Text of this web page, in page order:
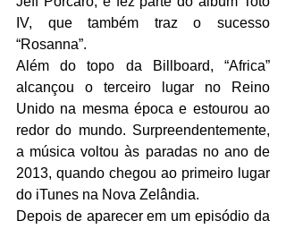
IV, que também traz o sucesso
“Rosanna”.
Além do topo da Billboard, “Africa”
alcançou o terceiro lugar no Reino
Unido na mesma época e estourou ao
redor do mundo. Surpreendentemente,
a música voltou às paradas no ano de
2013, quando chegou ao primeiro lugar
do iTunes na Nova Zelândia.
Depois de aparecer em um episódio da